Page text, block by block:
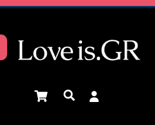
CartΑναζήτηση